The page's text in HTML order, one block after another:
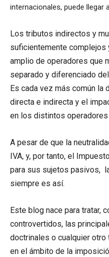
internacionales, puede
Los tributos indirectos y
suficientemente complejos
amplio de operadores que
separado y diferenciado
Es cada vez más común
directa e indirecta y el
en los distintos
A pesar de que la
IVA, y, por tanto, el
para sus sujetos pasivos,
siempre es así.
Este blog nace para tratar,
controvertidos, las
doctrinales o cualquier
en el ámbito de la